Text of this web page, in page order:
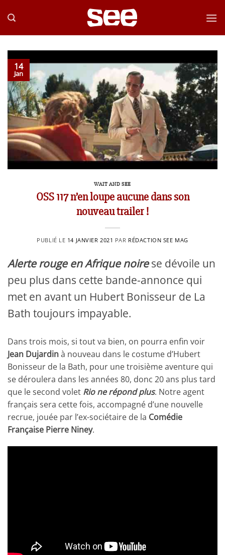
au
14
Jan
WAIT AND SEE
OSS 117 n’en loupe aucune dans son
nouveau trailer !
PUBLIÉ LE 14 JANVIER 2021 PAR RÉDACTION SEE MAG
Alerte rouge en Afrique noirese dévoile un
peu plus dans cette bande-annonce qui
met en avant un Hubert Bonisseur de La
Bath toujours impayable.
Dans trois mois, si tout va bien, on pourra enfin voir
Jean Dujardinà nouveau dans le costume d’Hubert
Bonisseur de la Bath, pour une troisième aventure qui
se déroulera dans les années 80, donc 20 ans plus tard
que le second volet Rio ne répond plus. Notre agent
français sera cette fois, accompagné d’une nouvelle
recrue, jouée par l’ex-sociétaire de la Comédie
Française Pierre Niney.